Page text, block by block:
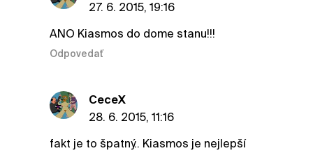
27. 6. 2015, 19:16
ANO Kiasmos do dome stanu!!!
Odpovedať
CeceX
28. 6. 2015, 11:16
fakt je to špatný.. Kiasmos je nejlepší